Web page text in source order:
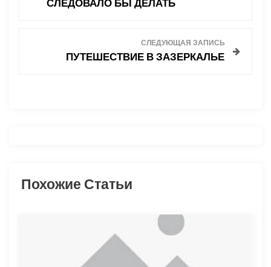
я
СЛЕДОВАЛО БЫ ДЕЛАТЬ
СЛЕДУЮЩАЯ ЗАПИСЬ
ПУТЕШЕСТВИЕ В ЗАЗЕРКАЛЬЕ
Похожие Статьи